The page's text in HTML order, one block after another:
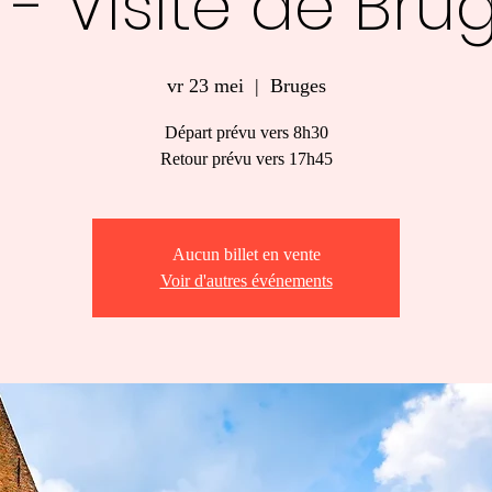
vr 23 mei
  |
Bruges
Départ prévu vers 8h30
Retour prévu vers 17h45
Aucun billet en vente
Voir d'autres événements